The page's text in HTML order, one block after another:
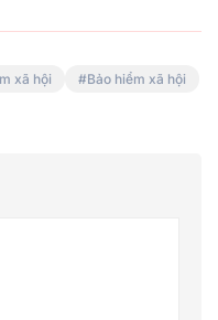
xã hội
Bảo hiểm xã hội